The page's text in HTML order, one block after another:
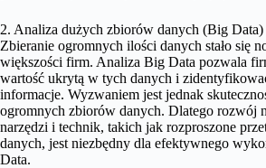
2. Analiza dużych zbiorów danych (Big Data)
Zbieranie ogromnych ilości danych stało się
większości firm. Analiza Big Data pozwala
wartość ukrytą w tych danych i
informacje. Wyzwaniem jest jednak
ogromnych zbiorów danych. Dlatego rozwój
narzędzi i technik, takich jak rozproszone
danych, jest niezbędny dla efektywnego
Data.